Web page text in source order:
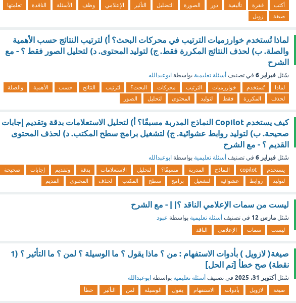
أكتب فقرة تأليفية دور الصورة التضليل التأثير الإعلامي وظف الأسئلة الناقدة
تعلمتها
صيغة
زويل
لماذا تُستخدم خوارزميات الترتيب في محركات البحث؟ أ) لترتيب النتائج حسب الأهمية
والصلة. ب) لحذف النتائج المكررة فقط. ج) لتوليد المحتوى. د) لتحليل الصور فقط ؟ - مع
الشرح
سُئل فبراير 6 في تصنيف أسئلة تعليمية بواسطة ابوعبدالله
لماذا تُستخدم خوارزميات الترتيب محركات البحث؟ لترتيب النتائج حسب الأهمية
والصلة
لحذف
المكررة فقط لتوليد المحتوى لتحليل الصور
كيف يستخدم Copilot النماذج المدربة مسبقًا؟ أ) لتحليل الاستعلامات بدقة وتقديم إجابات
صحيحة. ب) لتوليد روابط عشوائية. ج) لتشغيل برامج سطح المكتب. د) لحذف المحتوى
القديم ؟ - مع الشرح
سُئل فبراير 6 في تصنيف أسئلة تعليمية بواسطة ابوعبدالله
يستخدم copilot النماذج المدربة مسبقًا؟ لتحليل الاستعلامات بدقة وتقديم إجابات
صحيحة
لتوليد
روابط عشوائية لتشغيل برامج سطح المكتب لحذف المحتوى القديم
ليست من سمات الإعلامي الناقد ؟| | - مع الشرح
سُئل مارس 12 في تصنيف أسئلة تعليمية بواسطة عبود
ليست سمات الإعلامي الناقد
صيغة( لازويل ) بأدوات الاستفهام : من ؟ ماذا يقول ؟ ما الوسيلة ؟ لمن ؟ ما التأثير ؟ (1
نقطة) صح خطأ [تم الحل]
سُئل أكتوبر 31، 2025 في تصنيف أسئلة تعليمية بواسطة ابوعبدالله
صيغة لازويل بأدوات الاستفهام يقول الوسيلة لمن التأثير خطأ